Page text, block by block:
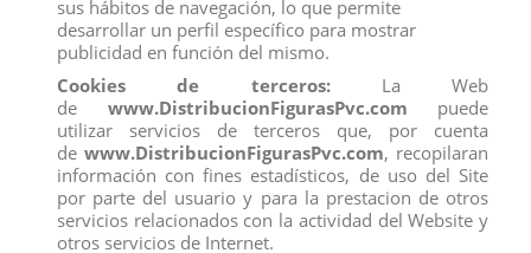
No hay reseñas de clientes en este momento.
Los clientes que adquirieron este producto también
compraron:
sus hábitos de navegación, lo que permite
desarrollar un perfil específico para mostrar
publicidad en función del mismo.
Cookies de terceros:La Web
de www.DistribucionFigurasPvc.com puede
utilizar servicios de terceros que, por cuenta
de www.DistribucionFigurasPvc.com, recopilaran
información con fines estadísticos, de uso del Site
por parte del usuario y para la prestacion de otros
servicios relacionados con la actividad del Website y
otros servicios de Internet.